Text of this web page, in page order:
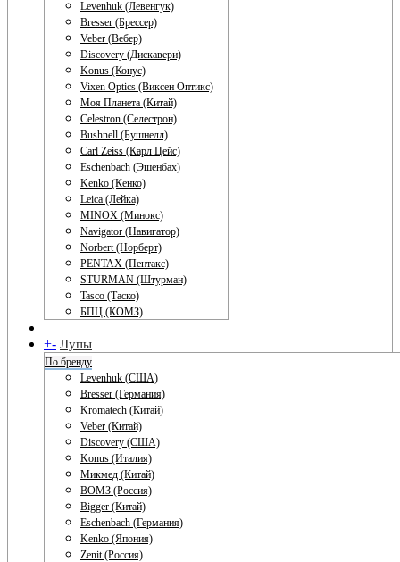
Levenhuk (Левенгук)
Bresser (Брессер)
Veber (Вебер)
Discovery (Дискавери)
Konus (Конус)
Vixen Optics (Виксен Оптикс)
Моя Планета (Китай)
Celestron (Селестрон)
Bushnell (Бушнелл)
Carl Zeiss (Карл Цейс)
Eschenbach (Эшенбах)
Kenko (Кенко)
Leica (Лейка)
MINOX (Минокс)
Navigator (Навигатор)
Norbert (Норберт)
PENTAX (Пентакс)
STURMAN (Штурман)
Tasco (Таско)
БПЦ (КОМЗ)
+- Лупы
По бренду
Levenhuk (США)
Bresser (Германия)
Kromatech (Китай)
Veber (Китай)
Discovery (США)
Konus (Италия)
Микмед (Китай)
ВОМЗ (Россия)
Bigger (Китай)
Eschenbach (Германия)
Kenko (Япония)
Zenit (Россия)